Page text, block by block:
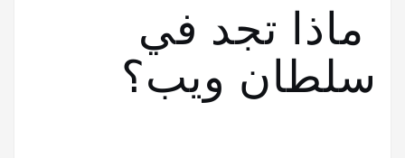
ماذا تجد في
سلطان ويب؟